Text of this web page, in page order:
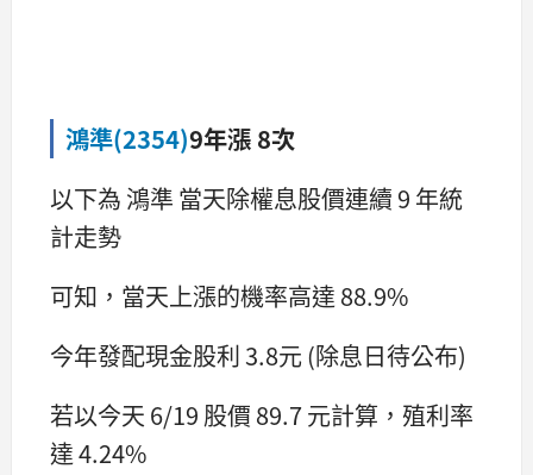
鴻準(2354)9年漲 8次
以下為 鴻準 當天除權息股價連續 9 年統
計走勢
可知，當天上漲的機率高達 88.9%
今年發配現金股利 3.8元 (除息日待公布)
若以今天 6/19 股價 89.7 元計算，殖利率
達 4.24%